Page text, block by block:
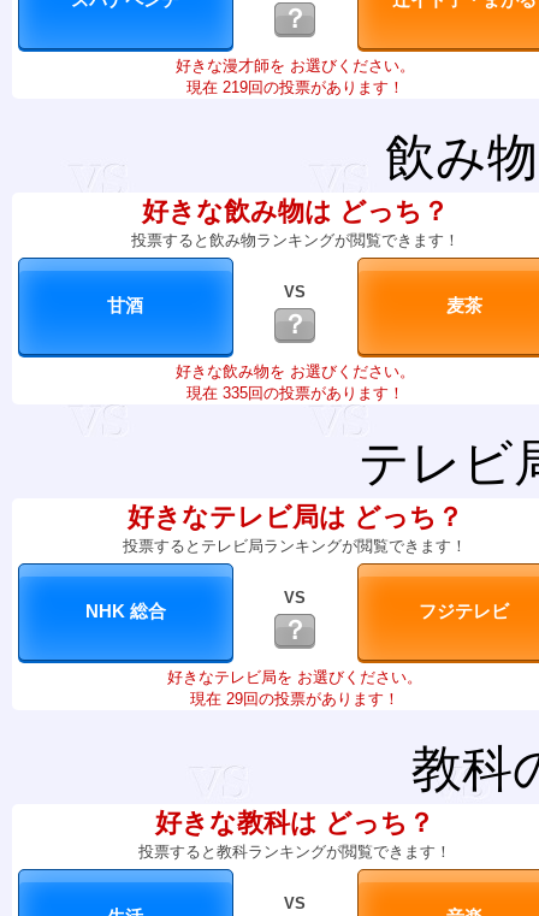
？
好きな漫才師を お選びください。
現在 219回の投票があります！
飲み
好きな飲み物は どっち？
投票すると飲み物ランキングが閲覧できます！
VS
？
好きな飲み物を お選びください。
現在 335回の投票があります！
テレビ
好きなテレビ局は どっち？
投票するとテレビ局ランキングが閲覧できます！
VS
？
好きなテレビ局を お選びください。
現在 29回の投票があります！
教科
好きな教科は どっち？
投票すると教科ランキングが閲覧できます！
VS